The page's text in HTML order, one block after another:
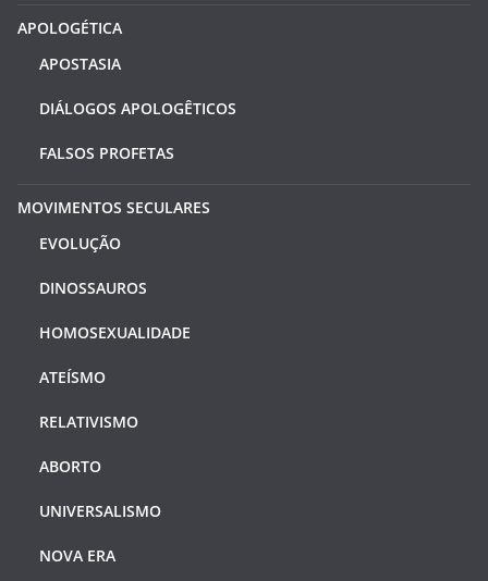
APOLOGÉTICA
APOSTASIA
DIÁLOGOS APOLOGÊTICOS
FALSOS PROFETAS
MOVIMENTOS SECULARES
EVOLUÇÃO
DINOSSAUROS
HOMOSEXUALIDADE
ATEÍSMO
RELATIVISMO
ABORTO
UNIVERSALISMO
NOVA ERA